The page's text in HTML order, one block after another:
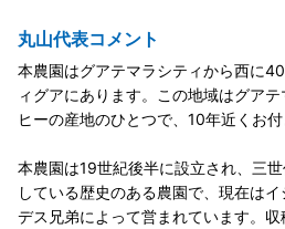
丸山代表コメント
本農園はグアテマラシティから西に
ィグアにあります。この地域はグア
ヒーの産地のひとつで、10年近くお付
本農園は19世紀後半に設立され、三
している歴史のある農園で、現在は
デス兄弟によって営まれています。